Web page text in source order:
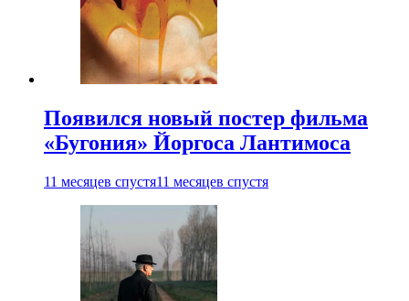
Появился новый постер фильма
«Бугония» Йоргоса Лантимоса
11 месяцев спустя11 месяцев спустя